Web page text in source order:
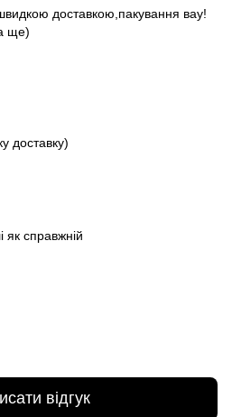
доставкою,пакування вау!
ще)
доставку)
як справжній
відгук